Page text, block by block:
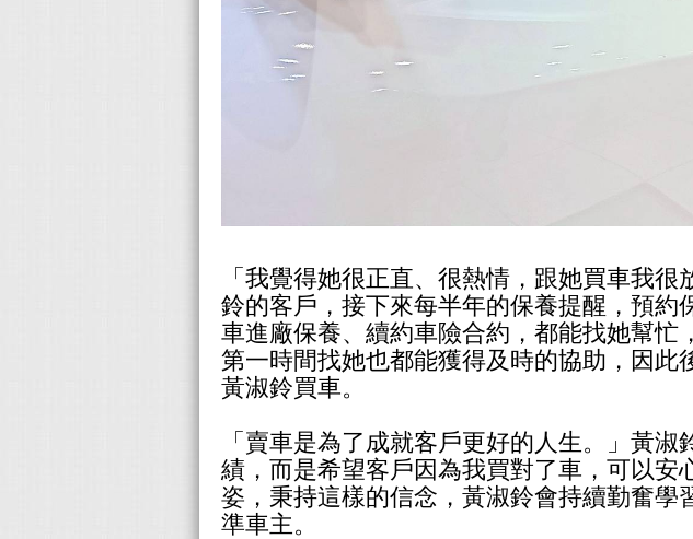
「我覺得她很正直、很熱情，跟她買車我
鈴的客戶，接下來每半年的保養提醒，預約
車進廠保養、續約車險合約，都能找她幫忙
第一時間找她也都能獲得及時的協助，因此
黃淑鈴買車。
「賣車是為了成就客戶更好的人生。」黃
績，而是希望客戶因為我買對了車，可以安
姿，秉持這樣的信念，黃淑鈴會持續勤奮學
準車主。